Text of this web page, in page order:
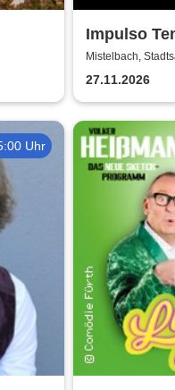
Impulso
Crossover
Mistelbach,
27.11.2026
Uhr